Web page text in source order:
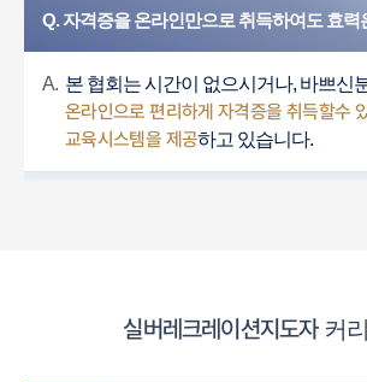
Q. 자격증을 온라인만으로 취득하여도 효력
A. 본 협회는 시간이 없으시거나, 바쁘신
온라인으로 편리하게 자격증을 취득할수
교육시스템을 제공하고 있습니다.
실버레크레이션지도자 커